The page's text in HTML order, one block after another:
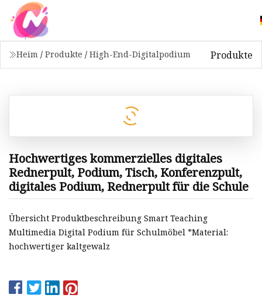
Heim / Produkte / High-End-Digitalpodium Produkte
Hochwertiges kommerzielles digitales
Rednerpult, Podium, Tisch, Konferenzpult,
digitales Podium, Rednerpult für die Schule
Übersicht Produktbeschreibung Smart Teaching
Multimedia Digital Podium für Schulmöbel *Material:
hochwertiger kaltgewalz